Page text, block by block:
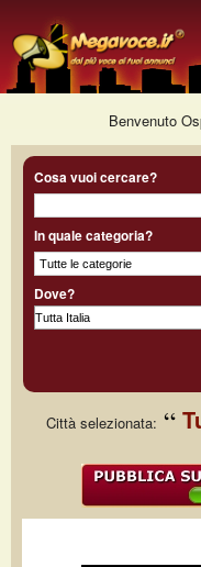
Benvenuto
Cosa vuoi cercare?
In quale categoria?
Dove?
Città selezionata: